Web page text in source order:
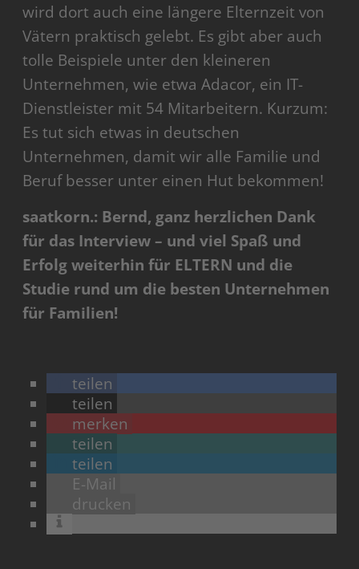
wird dort auch eine längere Elternzeit von
Vätern praktisch gelebt. Es gibt aber auch
tolle Beispiele unter den kleineren
Unternehmen, wie etwa Adacor, ein IT-
Dienstleister mit 54 Mitarbeitern. Kurzum:
Es tut sich etwas in deutschen
Unternehmen, damit wir alle Familie und
Beruf besser unter einen Hut bekommen!
saatkorn.: Bernd, ganz herzlichen Dank
für das Interview – und viel Spaß und
Erfolg weiterhin für ELTERN und die
Studie rund um die besten Unternehmen
für Familien!
teilen
teilen
merken
teilen
teilen
E-Mail
drucken